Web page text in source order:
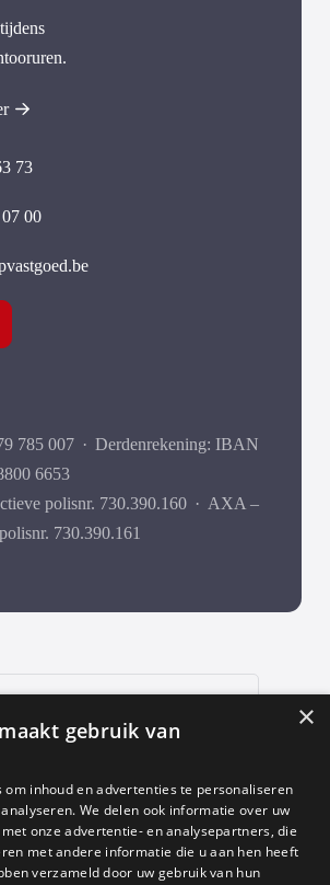
73
00
785 007 · Derdenrekening: IBAN
6653
polisnr. 730.390.160 · AXA –
730.390.161
652 reviews 9
Google Reviews
×
gebruik van
om inhoud en advertenties te personaliseren
We delen ook informatie over uw
onze advertentie- en analysepartners, die
met andere informatie die u aan hen heeft
verzameld door uw gebruik van hun